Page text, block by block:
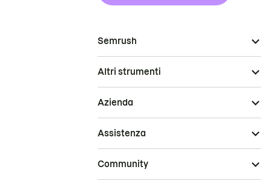
Semrush
Altri strumenti
Azienda
Assistenza
Community